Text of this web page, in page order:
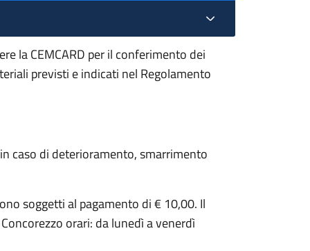
la CEMCARD per il conferimento dei
previsti e indicati nel Regolamento
caso di deterioramento, smarrimento
soggetti al pagamento di € 10,00. Il
orari: da lunedì a venerdì